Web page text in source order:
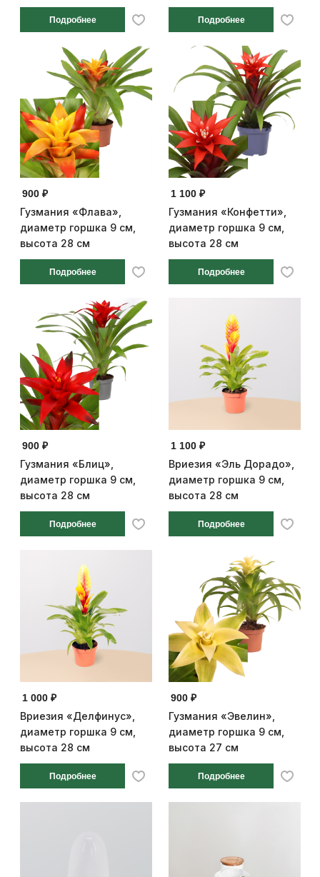
диаметр горшка 9 см,
высота 28 см
Подробнее Подробнее
900 ₽
Гузмания «Флава»,
диаметр горшка 9 см,
высота 28 см
Подробнее
1 100 ₽
Гузмания «Конфетти»,
диаметр горшка 9 см,
высота 28 см
Подробнее
900 ₽
Гузмания «Блиц»,
диаметр горшка 9 см,
высота 28 см
Подробнее
1 100 ₽
Вриезия «Эль Дорадо»,
диаметр горшка 9 см,
высота 28 см
Подробнее
1 000 ₽
Вриезия «Делфинус»,
диаметр горшка 9 см,
высота 28 см
Подробнее
900 ₽
Гузмания «Эвелин»,
диаметр горшка 9 см,
высота 27 см
Подробнее